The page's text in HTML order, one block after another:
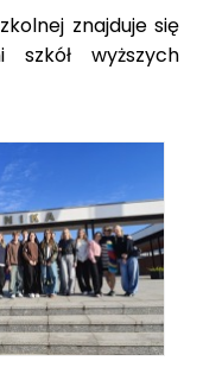
znajduje się
wyższych